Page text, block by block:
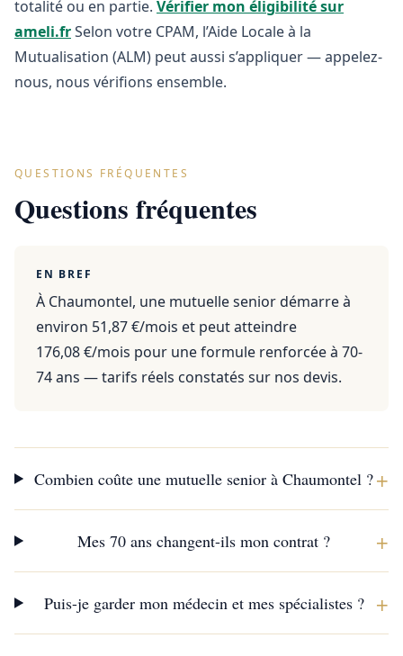
totalité ou en partie. Vérifier mon éligibilité sur
ameli.frSelon votre CPAM, l’Aide Locale à la
Mutualisation (ALM) peut aussi s’appliquer — appelez-
nous, nous vérifions ensemble.
QUESTIONS FRÉQUENTES
Questions fréquentes
EN BREF
À Chaumontel, une mutuelle senior démarre à
environ 51,87 €/mois et peut atteindre
176,08 €/mois pour une formule renforcée à 70-
74 ans — tarifs réels constatés sur nos devis.
Combien coûte une mutuelle senior à Chaumontel ?+
Mes 70 ans changent-ils mon contrat ? +
Puis-je garder mon médecin et mes spécialistes ? +